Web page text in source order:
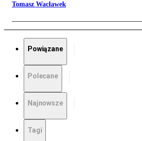
Tomasz Wacławek
Powiązane
Polecane
Najnowsze
Tagi